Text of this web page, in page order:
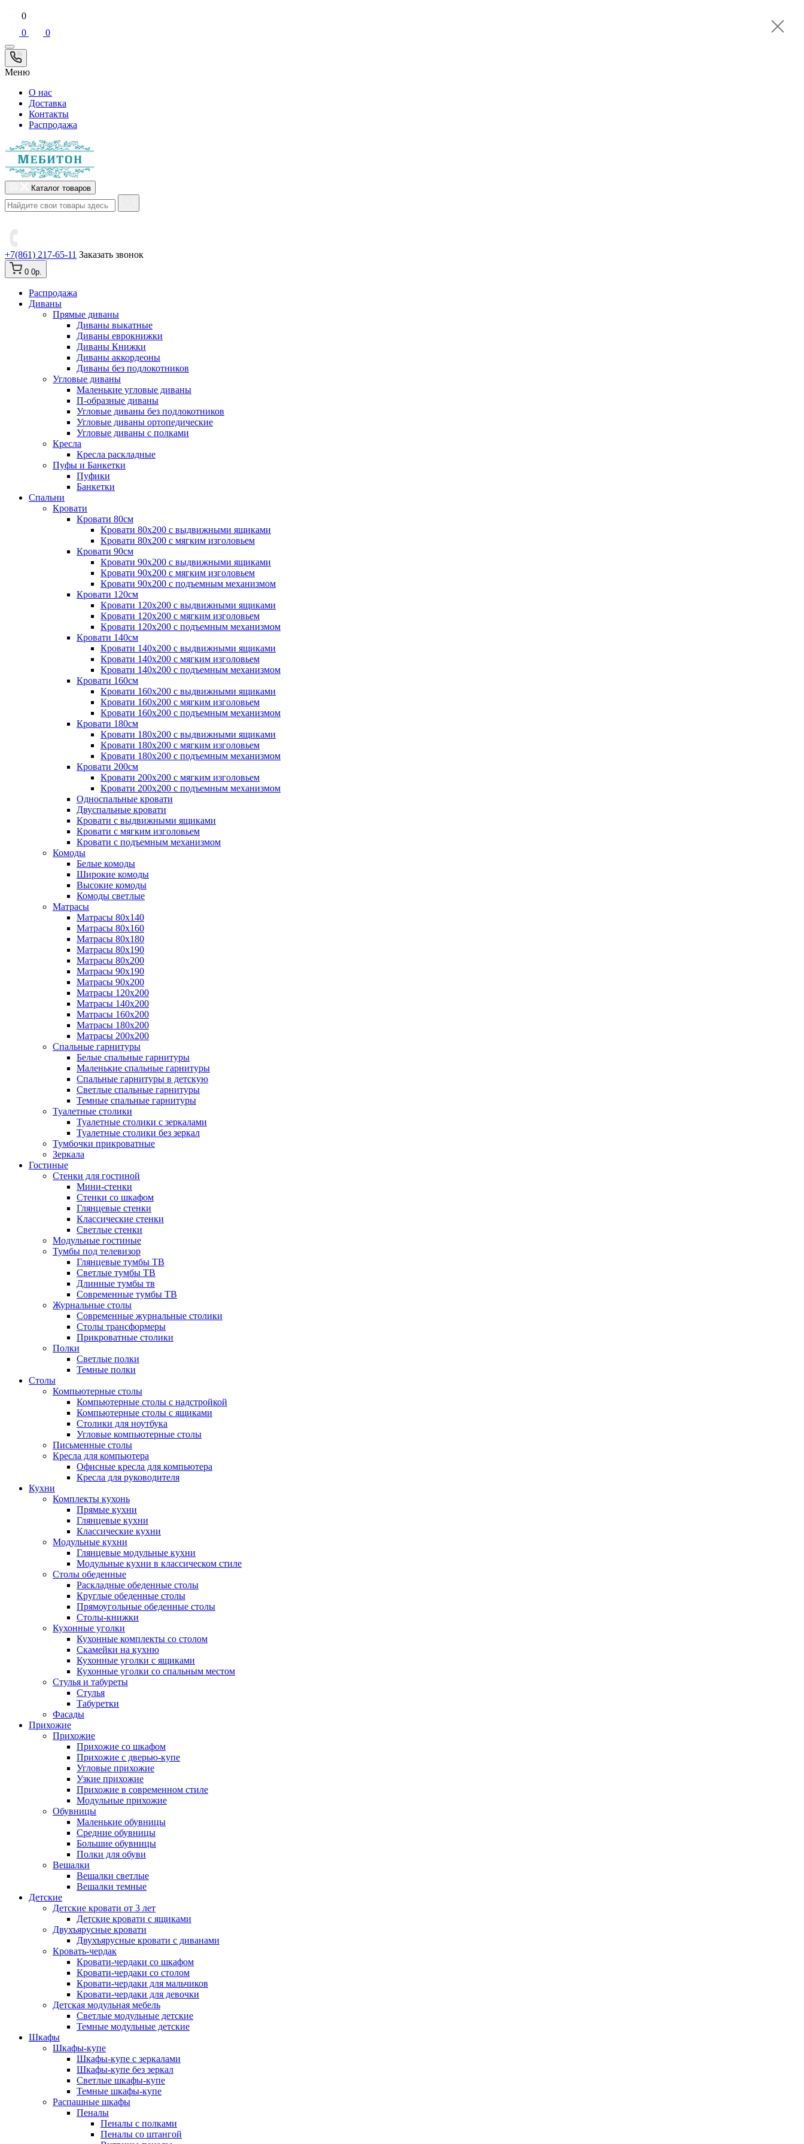
0
0
0
Меню
О нас
Доставка
Контакты
Распродажа
Каталог товаров
+7(861) 217-65-11 Заказать звонок
0 0р.
Распродажа
Диваны
Прямые диваны
Диваны выкатные
Диваны еврокнижки
Диваны Книжки
Диваны аккордеоны
Диваны без подлокотников
Угловые диваны
Маленькие угловые диваны
П-образные диваны
Угловые диваны без подлокотников
Угловые диваны ортопедические
Угловые диваны с полками
Кресла
Кресла раскладные
Пуфы и Банкетки
Пуфики
Банкетки
Спальни
Кровати
Кровати 80см
Кровати 80х200 с выдвижными ящиками
Кровати 80х200 с мягким изголовьем
Кровати 90см
Кровати 90х200 с выдвижными ящиками
Кровати 90х200 с мягким изголовьем
Кровати 90х200 с подъемным механизмом
Кровати 120см
Кровати 120х200 с выдвижными ящиками
Кровати 120х200 с мягким изголовьем
Кровати 120х200 с подъемным механизмом
Кровати 140см
Кровати 140х200 с выдвижными ящиками
Кровати 140х200 с мягким изголовьем
Кровати 140х200 с подъемным механизмом
Кровати 160см
Кровати 160х200 с выдвижными ящиками
Кровати 160х200 с мягким изголовьем
Кровати 160х200 с подъемным механизмом
Кровати 180см
Кровати 180х200 с выдвижными ящиками
Кровати 180х200 с мягким изголовьем
Кровати 180х200 с подъемным механизмом
Кровати 200см
Кровати 200х200 с мягким изголовьем
Кровати 200х200 с подъемным механизмом
Односпальные кровати
Двуспальные кровати
Кровати с выдвижными ящиками
Кровати с мягким изголовьем
Кровати с подъемным механизмом
Комоды
Белые комоды
Широкие комоды
Высокие комоды
Комоды светлые
Матрасы
Матрасы 80х140
Матрасы 80х160
Матрасы 80х180
Матрасы 80х190
Матрасы 80х200
Матрасы 90х190
Матрасы 90х200
Матрасы 120х200
Матрасы 140х200
Матрасы 160х200
Матрасы 180х200
Матрасы 200х200
Спальные гарнитуры
Белые спальные гарнитуры
Маленькие спальные гарнитуры
Спальные гарнитуры в детскую
Светлые спальные гарнитуры
Темные спальные гарнитуры
Туалетные столики
Туалетные столики с зеркалами
Туалетные столики без зеркал
Тумбочки прикроватные
Зеркала
Гостиные
Стенки для гостиной
Мини-стенки
Стенки со шкафом
Глянцевые стенки
Классические стенки
Светлые стенки
Модульные гостиные
Тумбы под телевизор
Глянцевые тумбы ТВ
Светлые тумбы ТВ
Длинные тумбы тв
Современные тумбы ТВ
Журнальные столы
Современные журнальные столики
Столы трансформеры
Прикроватные столики
Полки
Светлые полки
Темные полки
Столы
Компьютерные столы
Компьютерные столы с надстройкой
Компьютерные столы с ящиками
Столики для ноутбука
Угловые компьютерные столы
Письменные столы
Кресла для компьютера
Офисные кресла для компьютера
Кресла для руководителя
Кухни
Комплекты кухонь
Прямые кухни
Глянцевые кухни
Классические кухни
Модульные кухни
Глянцевые модульные кухни
Модульные кухни в классическом стиле
Столы обеденные
Раскладные обеденные столы
Круглые обеденные столы
Прямоугольные обеденные столы
Столы-книжки
Кухонные уголки
Кухонные комплекты со столом
Скамейки на кухню
Кухонные уголки с ящиками
Кухонные уголки со спальным местом
Стулья и табуреты
Стулья
Табуретки
Фасады
Прихожие
Прихожие
Прихожие со шкафом
Прихожие с дверью-купе
Угловые прихожие
Узкие прихожие
Прихожие в современном стиле
Модульные прихожие
Обувницы
Маленькие обувницы
Средние обувницы
Большие обувницы
Полки для обуви
Вешалки
Вешалки светлые
Вешалки темные
Детские
Детские кровати от 3 лет
Детские кровати с ящиками
Двухъярусные кровати
Двухъярусные кровати с диванами
Кровать-чердак
Кровати-чердаки со шкафом
Кровати-чердаки со столом
Кровати-чердаки для мальчиков
Кровати-чердаки для девочки
Детская модульная мебель
Светлые модульные детские
Темные модульные детские
Шкафы
Шкафы-купе
Шкафы-купе с зеркалами
Шкафы-купе без зеркал
Светлые шкафы-купе
Темные шкафы-купе
Распашные шкафы
Пеналы
Пеналы с полками
Пеналы со штангой